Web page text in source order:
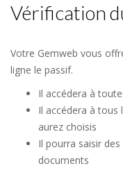
Vérification
Votre Gemweb vous
ligne le passif.
Il accédera à
Il accédera à tous
aurez choisis
Il pourra saisir
documents